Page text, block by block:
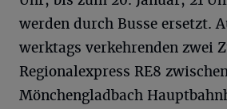
werden durch Busse ersetzt.
werktags verkehrenden zwei
Regionalexpress RE8
Mönchengladbach